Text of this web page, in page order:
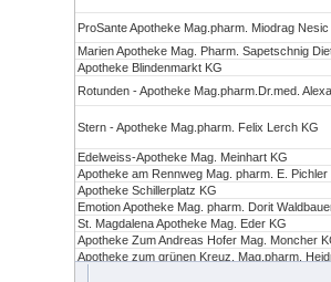
ProSante Apotheke Mag.pharm. Miodrag Nesic
Marien Apotheke Mag. Pharm. Sapetschnig
Apotheke Blindenmarkt KG
Stern - Apotheke Mag.pharm. Felix Lerch KG
Edelweiss-Apotheke Mag. Meinhart KG
Apotheke am Rennweg Mag. pharm. E. Pichler
Apotheke Schillerplatz KG
Emotion Apotheke Mag. pharm. Dorit
St. Magdalena Apotheke Mag. Eder KG
Apotheke Zum Andreas Hofer Mag. Moncher